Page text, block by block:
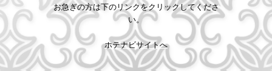
お急ぎの方は下のリンクをクリックしてくださ
い。
ホテナビサイトへ